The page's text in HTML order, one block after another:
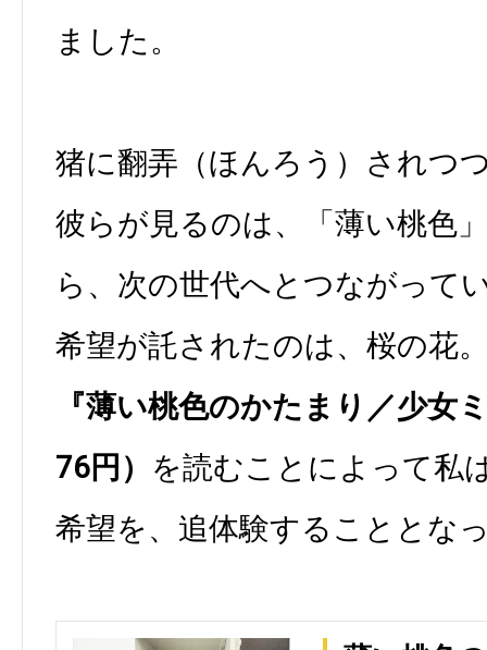
ました。
猪に翻弄（ほんろう）されつ
彼らが見るのは、「薄い桃色
ら、次の世代へとつながって
希望が託されたのは、桜の花
『薄い桃色のかたまり／少女
76円） を読むことによって私
希望を、追体験することとな